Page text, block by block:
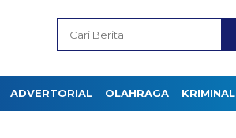
ADVERTORIAL OLAHRAGA KRIMINAL